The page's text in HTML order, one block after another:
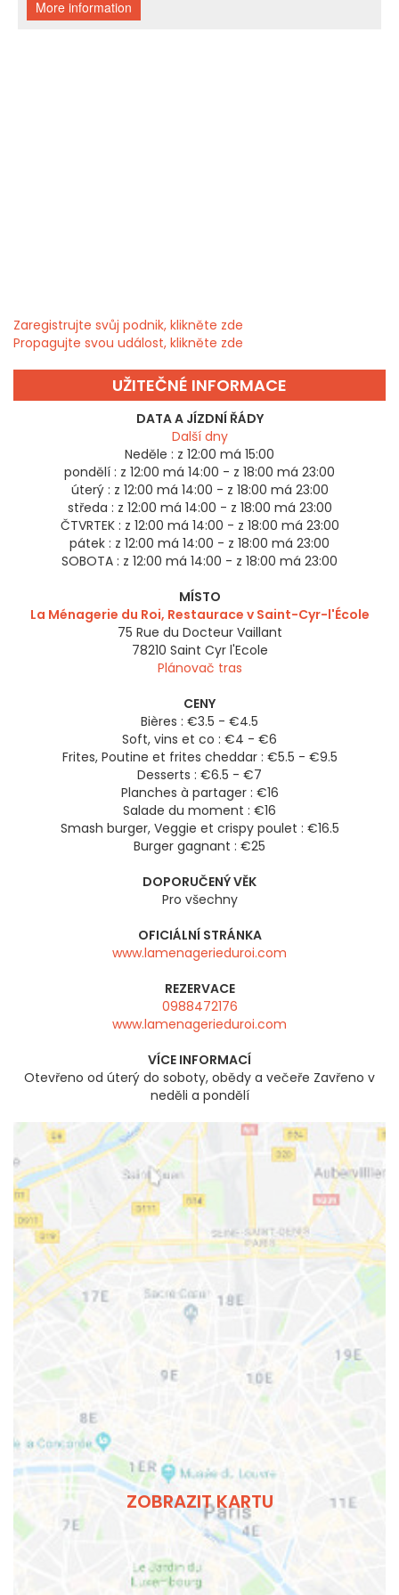
Zaregistrujte svůj podnik, klikněte zde
Propagujte svou událost, klikněte zde
UŽITEČNÉ INFORMACE
DATA A JÍZDNÍ ŘÁDY
Další dny
Neděle : z 12:00 má 15:00
pondělí : z 12:00 má 14:00 - z 18:00 má 23:00
úterý : z 12:00 má 14:00 - z 18:00 má 23:00
středa : z 12:00 má 14:00 - z 18:00 má 23:00
ČTVRTEK : z 12:00 má 14:00 - z 18:00 má 23:00
pátek : z 12:00 má 14:00 - z 18:00 má 23:00
SOBOTA : z 12:00 má 14:00 - z 18:00 má 23:00
MÍSTO
La Ménagerie du Roi, Restaurace v Saint-Cyr-l'École
75 Rue du Docteur Vaillant
78210 Saint Cyr l'Ecole
Plánovač tras
CENY
Bières : €3.5 - €4.5
Soft, vins et co : €4 - €6
Frites, Poutine et frites cheddar : €5.5 - €9.5
Desserts : €6.5 - €7
Planches à partager : €16
Salade du moment : €16
Smash burger, Veggie et crispy poulet : €16.5
Burger gagnant : €25
DOPORUČENÝ VĚK
Pro všechny
OFICIÁLNÍ STRÁNKA
www.lamenagerieduroi.com
REZERVACE
0988472176
www.lamenagerieduroi.com
VÍCE INFORMACÍ
Otevřeno od úterý do soboty, obědy a večeře Zavřeno v
neděli a pondělí
ZOBRAZIT KARTU